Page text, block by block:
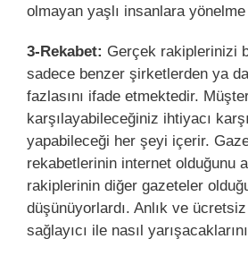
olmayan yaşlı insanlara
3-Rekabet: Gerçek rakiplerinizi
sadece benzer şirketlerden ya
fazlasını ifade etmektedir.
karşılayabileceğiniz ihtiyacı
yapabileceği her şeyi içerir.
rekabetlerinin internet olduğunu
rakiplerinin diğer gazeteler
düşünüyorlardı. Anlık ve
sağlayıcı ile nasıl